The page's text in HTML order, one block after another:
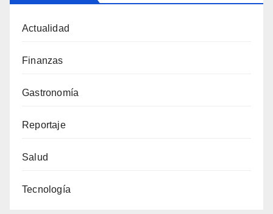
Actualidad
Finanzas
Gastronomía
Reportaje
Salud
Tecnología